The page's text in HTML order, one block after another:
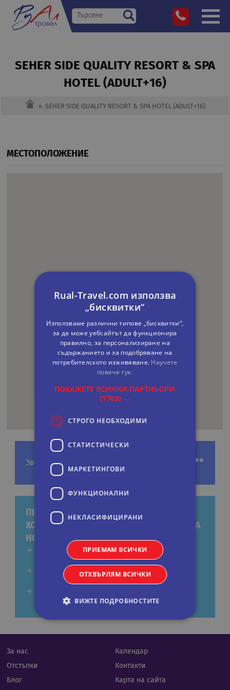
SEHER SIDE QUALITY RESORT & SPA
HOTEL (ADULT+16)
» SEHER SIDE QUALITY RESORT & SPA HOTEL (ADULT+16)
МЕСТОПОЛОЖЕНИЕ
Звезди ****
ПРЕДЛОЖЕНИЯ ЗА ЕКСКУРЗИИ КЪМ
ХОТЕЛ: SEHER SIDE QUALITY RESORT & SPA
HOTEL (ADULT+16)
ПОЧИВКА В СИДЕ, ТУРЦИЯ С ПОЛЕТ ОТ
ПЛОВДИВ ДО АНТАЛИЯ
ПОЧИВКА В СИДЕ, ТУРЦИЯ С ПОЛЕТ ОТ ВАРНА
ДО АНТАЛИЯ
ДО АНТАЛИЯ
За нас
Отстъпки
Блог
Календар
Контакти
Карта на сайта
Rual-Travel.com използва
„бисквитки“
Използваме различни типове „бисквитки“,
за да може уебсайтът да функционира
правилно, за персонализиране на
съдържанието и за подобряване на
потребителското изживяване. Научете
повече тук.
ПОКАЖЕТЕ ВСИЧКИ ПАРТНЬОРИ
(1703) →
СТРОГО НЕОБХОДИМИ
СТАТИСТИЧЕСКИ
МАРКЕТИНГOВИ
ФУНКЦИОНАЛНИ
НЕКЛАСИФИЦИРАНИ
ПРИЕМАМ ВСИЧКИ
ОТХВЪРЛЯМ ВСИЧКИ
ВИЖТЕ ПОДРОБНОСТИТЕ
Функционални
Некласифицирани